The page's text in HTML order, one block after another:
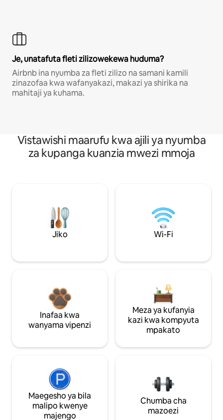
Je, unatafuta fleti zilizowekewa huduma?
Airbnb ina nyumba za fleti zilizo na samani kamili
zinazofaa kwa wafanyakazi, makazi ya shirika na
mahitaji ya kuhama.
Vistawishi maarufu kwa ajili ya nyumba
za kupanga kuanzia mwezi mmoja
Jiko Wi-Fi
Inafaa kwa
wanyama vipenzi
Meza ya kufanyia
kazi kwa kompyuta
mpakato
Maegesho ya bila
malipo kwenye
majengo
Chumba cha
mazoezi